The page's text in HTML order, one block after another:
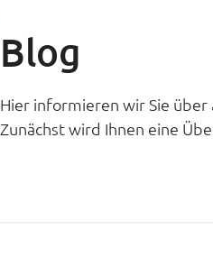
Blog
Hier informieren wir Sie
Zunächst wird Ihnen eine